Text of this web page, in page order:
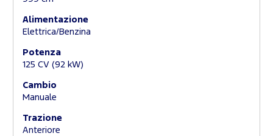
Alimentazione
Elettrica/Benzina
Potenza
125 CV (92 kW)
Cambio
Manuale
Trazione
Anteriore